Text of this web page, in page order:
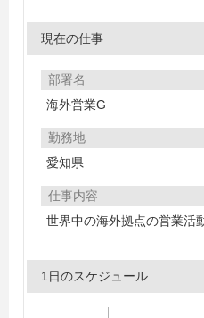
現在の仕事
部署名
海外営業G
勤務地
愛知県
仕事内容
世界中の海外拠点の営業活
1日のスケジュール